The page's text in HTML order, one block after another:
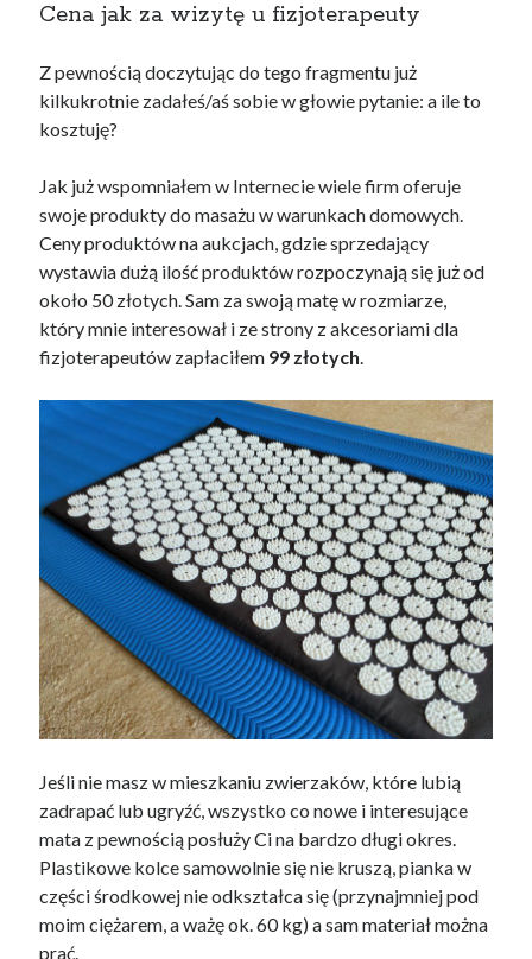
Cena jak za wizytę u fizjoterapeuty
Z pewnością doczytując do tego fragmentu już
kilkukrotnie zadałeś/aś sobie w głowie pytanie: a ile to
kosztuję?
Jak już wspomniałem w Internecie wiele firm oferuje
swoje produkty do masażu w warunkach domowych.
Ceny produktów na aukcjach, gdzie sprzedający
wystawia dużą ilość produktów rozpoczynają się już od
około 50 złotych. Sam za swoją matę w rozmiarze,
który mnie interesował i ze strony z akcesoriami dla
fizjoterapeutów zapłaciłem 99 złotych.
Jeśli nie masz w mieszkaniu zwierzaków, które lubią
zadrapać lub ugryźć, wszystko co nowe i interesujące
mata z pewnością posłuży Ci na bardzo długi okres.
Plastikowe kolce samowolnie się nie kruszą, pianka w
części środkowej nie odkształca się (przynajmniej pod
moim ciężarem, a ważę ok. 60 kg) a sam materiał można
prać.